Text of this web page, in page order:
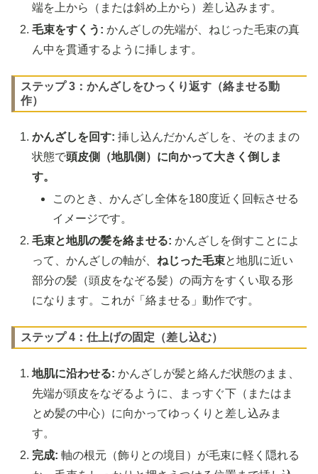
端を上から（または斜め上から）差し込みます。
毛束をすくう: かんざしの先端が、ねじった毛束の真
ん中を貫通するように挿します。
ステップ 3：かんざしをひっくり返す（絡ませる動
作）
かんざしを回す: 挿し込んだかんざしを、そのままの
状態で頭皮側（地肌側）に向かって大きく倒しま
す。
このとき、かんざし全体を180度近く回転させる
イメージです。
毛束と地肌の髪を絡ませる: かんざしを倒すことによ
って、かんざしの軸が、 ねじった毛束と地肌に近い
部分の髪（頭皮をなぞる髪）の両方をすくい取る形
になります。これが「絡ませる」動作です。
ステップ 4：仕上げの固定（差し込む）
地肌に沿わせる: かんざしが髪と絡んだ状態のまま、
先端が頭皮をなぞるように、まっすぐ下（またはま
とめ髪の中心）に向かってゆっくりと差し込みま
す。
完成: 軸の根元（飾りとの境目）が毛束に軽く隠れる